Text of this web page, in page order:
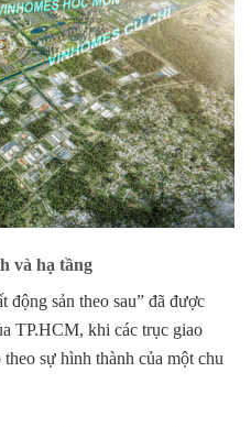
và hạ tầng
động sản theo sau” đã được
TP.HCM, khi các trục giao
sự hình thành của một chu